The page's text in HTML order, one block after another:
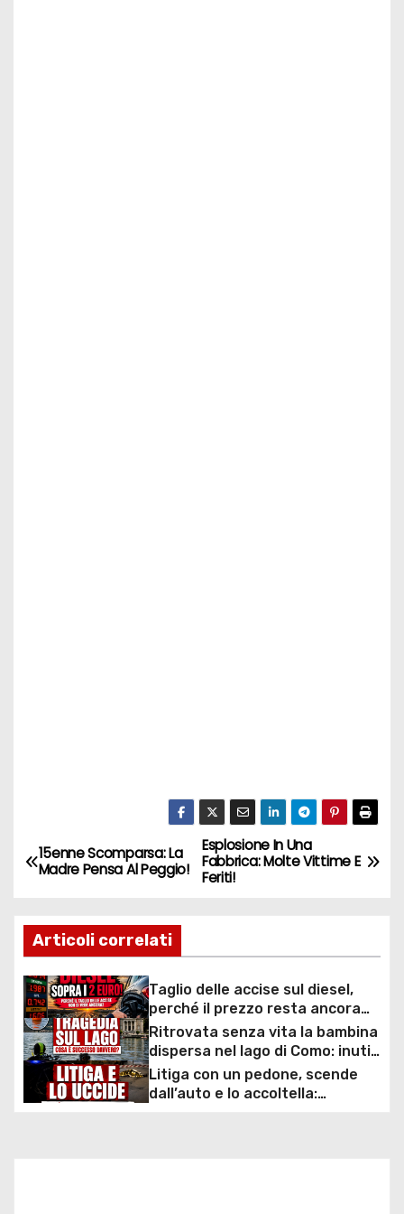
N
v
i
g
a
z
Esplosione In Una
Fabbrica: Molte Vittime E
Feriti!
15enne Scomparsa: La
Madre Pensa Al Peggio!
Articoli correlati
Taglio delle accise sul diesel,
perché il prezzo resta ancora
sopra i 2 euro nonostante lo
sconto deciso dal Governo
Ritrovata senza vita la bambina
dispersa nel lago di Como: inutili
ore di ricerche dei
sommozzatori
Litiga con un pedone, scende
dall’auto e lo accoltella: